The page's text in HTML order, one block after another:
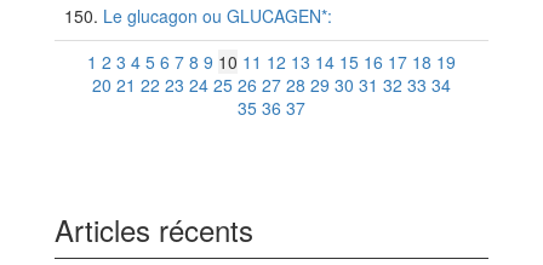
Le glucagon ou GLUCAGEN*:
1 2 3 4 5 6 7 8 9 10 11 12 13 14 15 16 17 18 19
20 21 22 23 24 25 26 27 28 29 30 31 32 33 34
35 36 37
Articles récents